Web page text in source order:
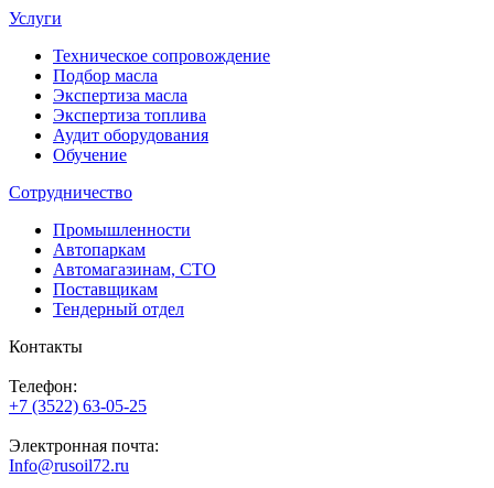
Услуги
Техническое сопровождение
Подбор масла
Экспертиза масла
Экспертиза топлива
Аудит оборудования
Обучение
Сотрудничество
Промышленности
Автопаркам
Автомагазинам, СТО
Поставщикам
Тендерный отдел
Контакты
Телефон:
+7 (3522) 63-05-25
Электронная почта:
Info@rusoil72.ru